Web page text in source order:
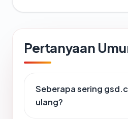
Pertanyaan
Seberapa sering
ulang?